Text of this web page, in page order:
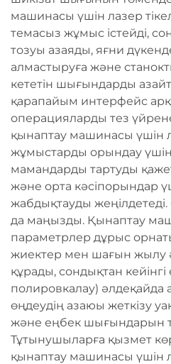
машинасы үшін лазер
темасыз жұмыс істейді,
тозуы азаяды, яғни
алмастыруға және
кететін шығындарды
қарапайым интерфейс
операцияларды тез
қынаптау машинасы үшін
жұмыстарды орындау
мамандарды тартуды
және орта кәсіпорындар
жабдықтауды
да маңызды. Қынаптау
параметрлер дұрыс
жиектер мен шағын жылу
құрады, сондықтан кейінгі
полировкалау) әлдеқайда
өңдеудің азаюы жеткізу
және еңбек шығындарын
Тұтынушыларға қызмет
қынаптау машинасы үшін